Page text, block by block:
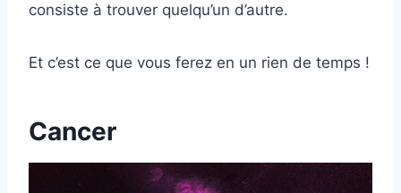
consiste à trouver quelqu’un d’autre.
Et c’est ce que vous ferez en un rien de temps !
Cancer